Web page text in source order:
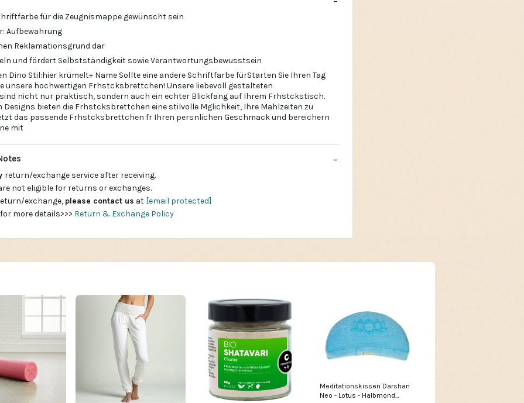
für die Zeugnismappe gewünscht sein
Aufbewahrung
Reklamationsgrund dar
und fördert Selbstständigkeit sowie Verantwortungsbewusstsein
Dino Stil:hier krümelt+ Name Sollte eine andere Schriftfarbe fürStarten Sie Ihren Tag
unsere hochwertigen Frhstcksbrettchen! Unsere liebevoll gestalteten
nicht nur praktisch, sondern auch ein echter Blickfang auf Ihrem Frhstckstisch.
Designs bieten die Frhstcksbrettchen eine stilvolle Mglichkeit, Ihre Mahlzeiten zu
das passende Frhstcksbrettchen fr Ihren persnlichen Geschmack und bereichern
mit
return/exchange service after receiving.
not eligible for returns or exchanges.
exchange, please contact us at [email protected]
more details>>> Return & Exchange Policy
Meditationskissen Darshan
Neo - Lotus - Halbmond